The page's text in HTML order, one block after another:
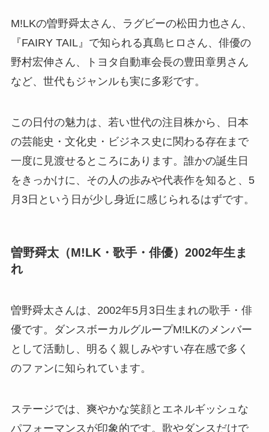
M!LKの曽野舜太さん、ラグビーの松田力也さん、
『FAIRY TAIL』で知られる真島ヒロさん、俳優の
野村宏伸さん、トヨタ自動車会長の豊田章男さん
など、世代もジャンルも実に多彩です。
この日付の魅力は、若い世代の注目株から、日本
の芸能史・文化史・ビジネス史に関わる存在まで
一度に見渡せるところにあります。誰かの誕生日
をきっかけに、その人の歩みや代表作を知ると、5
月3日という日が少し身近に感じられるはずです。
曽野舜太（M!LK・歌手・俳優）2002年生ま
れ
曽野舜太さんは、2002年5月3日生まれの歌手・俳
優です。ダンスボーカルグループM!LKのメンバー
として活動し、明るく親しみやすい存在感で多く
のファンに知られています。
ステージでは、爽やかな笑顔とエネルギッシュな
パフォーマンスが印象的です。歌やダンスだけで